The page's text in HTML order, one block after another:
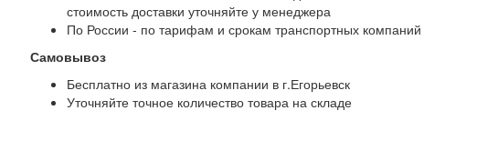
стоимость доставки уточняйте у менеджера
По России - по тарифам и срокам транспортных компаний
Самовывоз
Бесплатно из магазина компании в г.Егорьевск
Уточняйте точное количество товара на складе